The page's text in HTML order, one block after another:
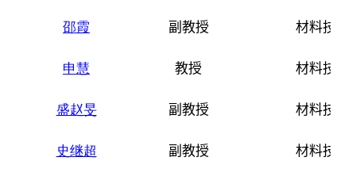
邵霞 副教授 材料技术
申慧 教授 材料技术
盛赵旻 副教授 材料技术
史继超 副教授 材料技术